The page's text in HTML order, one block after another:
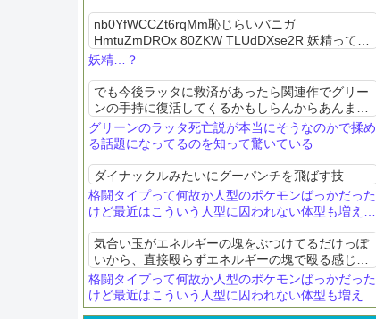
nb0YfWCCZt6rqMm恥じらいバニガ
HmtuZmDROx 80ZKW TLUdDXse2R 妖精ってい
っても可愛い系もいりゃ厳つい見た目の妖精もい
ェ...
妖精…？
でも今後ラッタに救済があったら関連作でグリー
ンの手持に復活してくるかもしらんからあんま死
亡派も油断しないほうがいいぞ。所詮確定じゃな
いんだから
グリーンのラッタ死亡説が本当にそうなのかで揉め
る話題になってるのを知って驚いている
ダイナックルみたいにグーパンチを飛ばす技
格闘タイプって何故か人型のポケモンばっかだった
けど最近はこういう人型に囚われない体型も増えて
気合い玉がエネルギーの塊をぶつけてるだけっぽ
いから、直接殴らずエネルギーの塊で殴る感じな
ら特殊扱いにならないかなって
格闘タイプって何故か人型のポケモンばっかだった
けど最近はこういう人型に囚われない体型も増えて
きたね